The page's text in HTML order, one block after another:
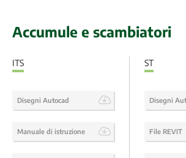
Accumule e scambiatori
ITS
Disegni Autocad
Manuale di istruzione
ST
Disegni
File REVIT